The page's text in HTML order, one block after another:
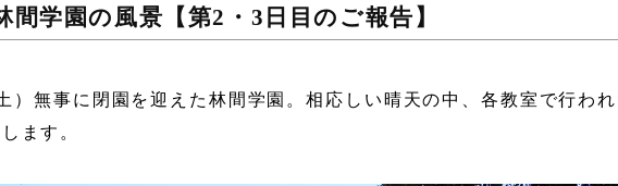
間学園の風景【第2・3日目のご報告】
）無事に閉園を迎えた林間学園。相応しい晴天の中、各教室で行わ
ます。